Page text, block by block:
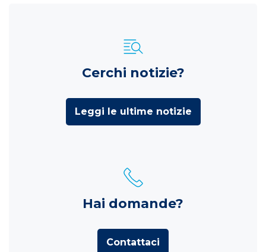
Cerchi notizie?
Leggi le ultime notizie
Hai domande?
Contattaci